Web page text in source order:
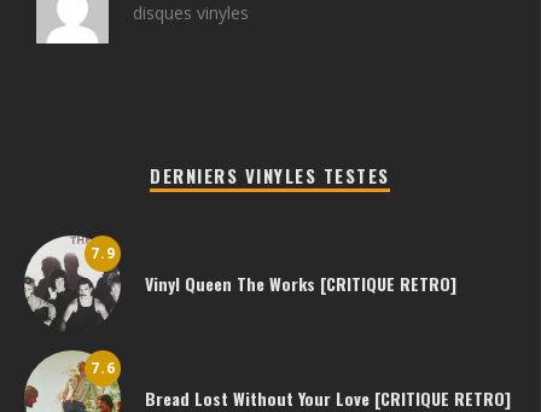
disques vinyles
DERNIERS VINYLES TESTES
7.9
Vinyl Queen The Works [CRITIQUE RETRO]
7.6
Bread Lost Without Your Love [CRITIQUE RETRO]